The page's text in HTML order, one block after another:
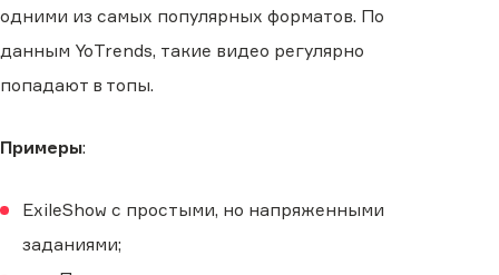
одними из самых популярных форматов. По
данным YoTrends, такие видео регулярно
попадают в топы.
Примеры:
ExileShow с простыми, но напряженными
заданиями;